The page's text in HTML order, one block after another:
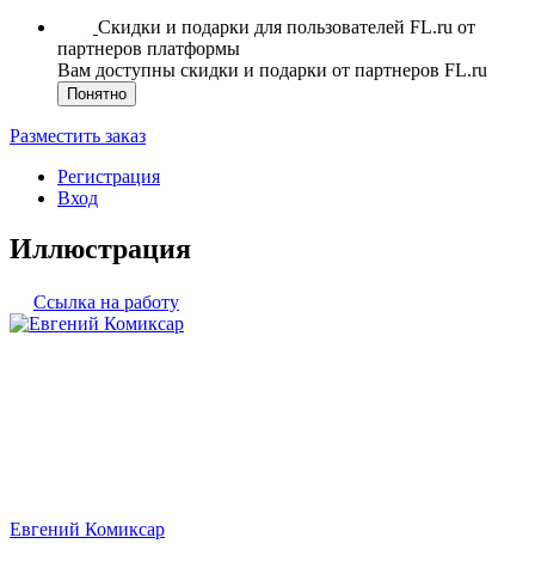
Скидки и подарки для пользователей FL.ru от
партнеров платформы
Вам доступны скидки и подарки от партнеров FL.ru
Понятно
Разместить заказ
Регистрация
Вход
Иллюстрация
Ссылка на работу
Евгений Комиксар